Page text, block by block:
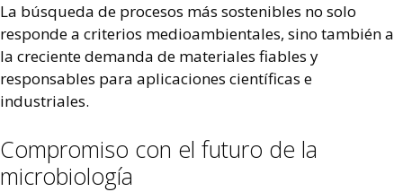
La búsqueda de procesos más sostenibles no solo
responde a criterios medioambientales, sino también a
la creciente demanda de materiales fiables y
responsables para aplicaciones científicas e
industriales.
Compromiso con el futuro de la
microbiología